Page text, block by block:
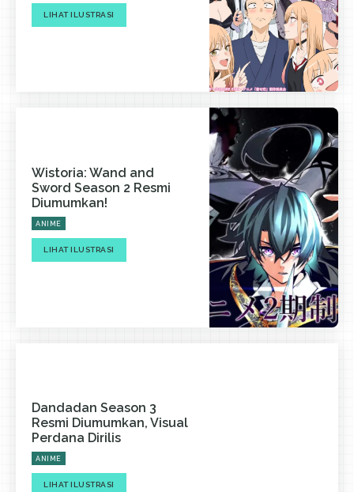
LIHAT ILUSTRASI
Wistoria: Wand and
Sword Season 2 Resmi
Diumumkan!
ANIME
LIHAT ILUSTRASI
Dandadan Season 3
Resmi Diumumkan, Visual
Perdana Dirilis
ANIME
LIHAT ILUSTRASI